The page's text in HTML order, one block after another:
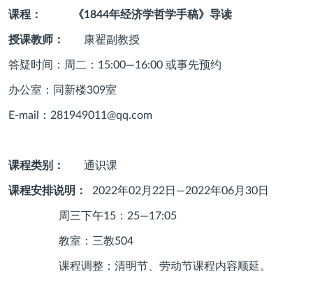
课程： 《1844年经济学哲学手稿》导读
授课教师： 康翟副教授
答疑时间：周二： 15:00—16:00 或事先预约
办公室：同新楼309室
E-mail： 281949011@qq.com
课程类别： 通识课
课程安排说明： 2022年02月 22日—2022年06月 30日
周三下午15 ： 25—17:05
教室：三教504
课程调整：清明节、劳动节课程内容顺延。